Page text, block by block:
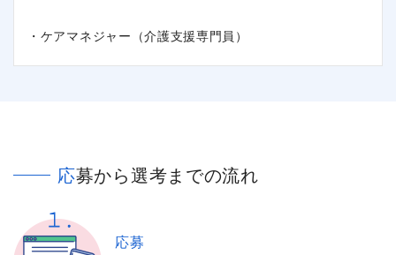
・ケアマネジャー（介護支援専門員）
応募から選考までの流れ
応募